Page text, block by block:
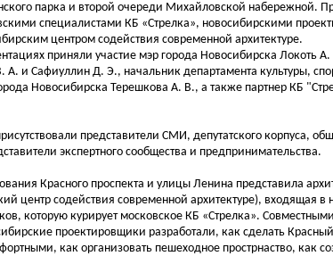
парка и второй очереди Михайловской набережной.
специалистами КБ «Стрелка», новосибирскими
центром содействия современной архитектуре.
приняли участие мэр города Новосибирска Локоть А.
А. и Сафиуллин Д. Э., начальник департамента культуры,
Новосибирска Терешкова А. В., а также партнер КБ
представители СМИ, депутатского корпуса,
экспертного сообщества и предпринимательства.
Красного проспекта и улицы Ленина представила
центр содействия современной архитектуре), входящая в
которую курирует московское КБ «Стрелка».
проектировщики разработали, как сделать
как организовать пешеходное прострнаство, как